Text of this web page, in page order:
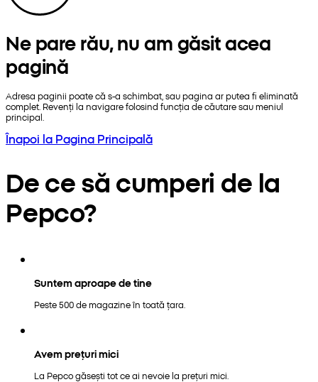
Ne pare rău, nu am găsit acea
pagină
Adresa paginii poate că s-a schimbat, sau pagina ar putea fi eliminată
complet. Revenți la navigare folosind funcția de căutare sau meniul
principal.
Înapoi la Pagina Principală
De ce să cumperi de la
Pepco?
Suntem aproape de tine
Peste 500 de magazine în toată țara.
Avem prețuri mici
La Pepco găsești tot ce ai nevoie la prețuri mici.